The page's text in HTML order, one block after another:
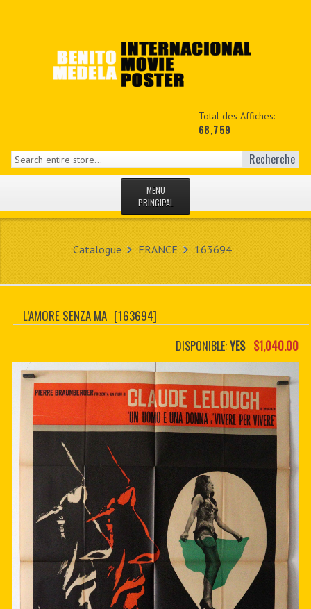
Total des Affiches:
68,759
Recherche
MENU
PRINCIPAL
MON COPTE
CONTACTER
PDF BOOKS
CUSTOM PDF
Catalogue FRANCE 163694
L’AMORE SENZA MA [163694]
DISPONIBLE:YES $1,040.00